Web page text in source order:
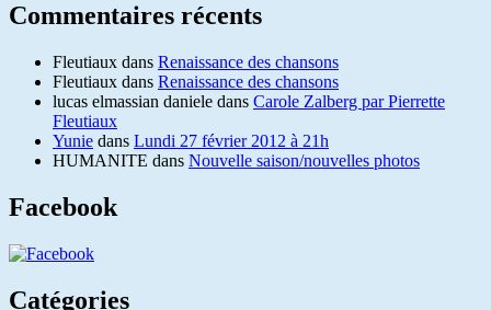
Commentaires récents
Fleutiaux dans Renaissance des chansons
Fleutiaux dans Renaissance des chansons
lucas elmassian daniele dans Carole Zalberg par Pierrette
Fleutiaux
Yunie dans Lundi 27 février 2012 à 21h
HUMANITE dans Nouvelle saison/nouvelles photos
Facebook
Catégories